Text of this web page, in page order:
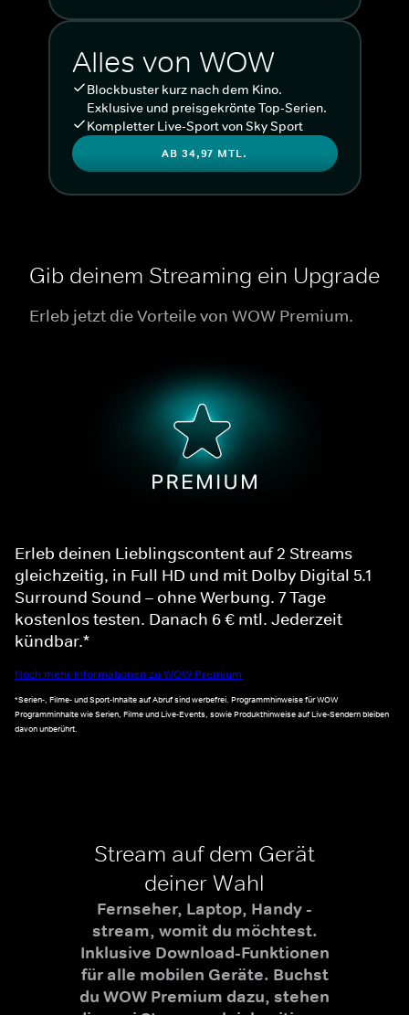
Alles von WOW
Blockbuster kurz nach dem Kino.
Exklusive und preisgekrönte Top-Serien.
Kompletter Live-Sport von Sky Sport
AB 34,97 MTL.
Gib deinem Streaming ein Upgrade
Erleb jetzt die Vorteile von WOW Premium.
Erleb deinen Lieblingscontent auf 2 Streams
gleichzeitig, in Full HD und mit Dolby Digital 5.1
Surround Sound – ohne Werbung. 7 Tage
kostenlos testen. Danach 6 € mtl. Jederzeit
kündbar.*
Noch mehr Informationen zu WOW Premium
*Serien-, Filme- und Sport-Inhalte auf Abruf sind werbefrei. Programmhinweise für WOW
Programminhalte wie Serien, Filme und Live-Events, sowie Produkthinweise auf Live-Sendern bleiben
davon unberührt.
Stream auf dem Gerät
deiner Wahl
Fernseher, Laptop, Handy -
stream, womit du möchtest.
Inklusive Download-Funktionen
für alle mobilen Geräte. Buchst
du WOW Premium dazu, stehen